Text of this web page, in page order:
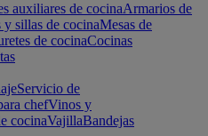
auxiliares de cocinaArmarios de
y sillas de cocinaMesas de
de cocinaCocinas
Servicio de
chefVinos y
cocinaVajillaBandejas